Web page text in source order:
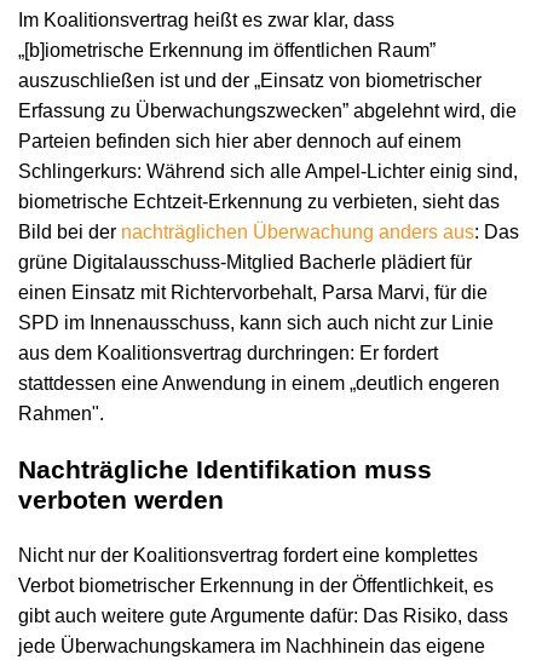
Im Koalitionsvertrag heißt es zwar klar, dass
„[b]iometrische Erkennung im öffentlichen Raum”
auszuschließen ist und der „Einsatz von biometrischer
Erfassung zu Überwachungszwecken” abgelehnt wird, die
Parteien befinden sich hier aber dennoch auf einem
Schlingerkurs: Während sich alle Ampel-Lichter einig sind,
biometrische Echtzeit-Erkennung zu verbieten, sieht das
Bild bei der nachträglichen Überwachung anders aus: Das
grüne Digitalausschuss-Mitglied Bacherle plädiert für
einen Einsatz mit Richtervorbehalt, Parsa Marvi, für die
SPD im Innenausschuss, kann sich auch nicht zur Linie
aus dem Koalitionsvertrag durchringen: Er fordert
stattdessen eine Anwendung in einem „deutlich engeren
Rahmen".
Nachträgliche Identifikation muss
verboten werden
Nicht nur der Koalitionsvertrag fordert eine komplettes
Verbot biometrischer Erkennung in der Öffentlichkeit, es
gibt auch weitere gute Argumente dafür: Das Risiko, dass
jede Überwachungskamera im Nachhinein das eigene